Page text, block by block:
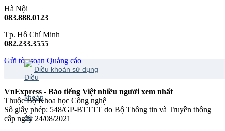
Hà Nội
083.888.0123
Tp. Hồ Chí Minh
082.233.3555
Gửi tòa soạn Quảng cáo
Điều khoản sử dụng
VnExpress - Báo tiếng Việt nhiều người xem nhất
Thuộc Bộ Khoa học Công nghệ
Số giấy phép: 548/GP-BTTTT do Bộ Thông tin và Truyền thông
cấp ngày 24/08/2021